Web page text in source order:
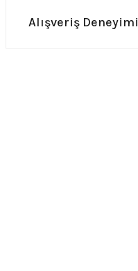
Alışveriş Deneyimi